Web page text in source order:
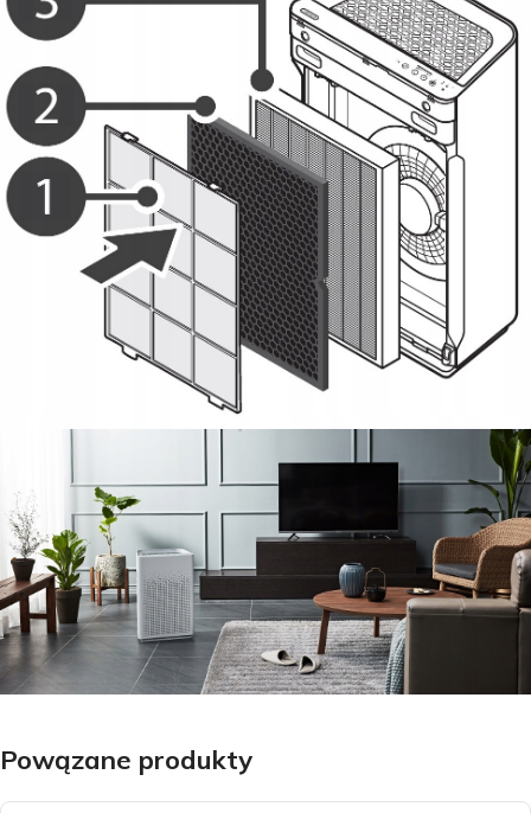
Powązane produkty